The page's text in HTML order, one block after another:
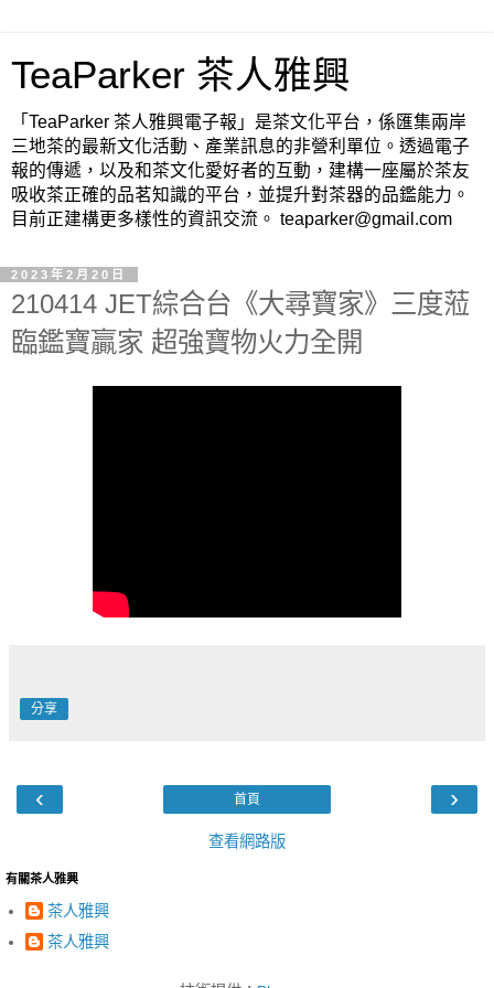
TeaParker 茶人雅興
「TeaParker 茶人雅興電子報」是茶文化平台，係匯集兩岸
三地茶的最新文化活動、產業訊息的非營利單位。透過電子
報的傳遞，以及和茶文化愛好者的互動，建構一座屬於茶友
吸收茶正確的品茗知識的平台，並提升對茶器的品鑑能力。
目前正建構更多樣性的資訊交流。 teaparker@gmail.com
2023年2月20日
210414 JET綜合台《大尋寶家》三度蒞
臨鑑寶贏家 超強寶物火力全開
分享
‹ ›
首頁
查看網路版
有關茶人雅興
茶人雅興
茶人雅興